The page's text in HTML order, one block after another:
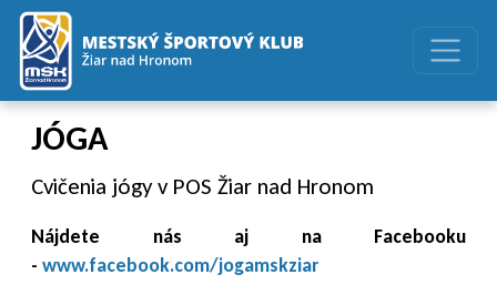
Preskočiť na obsah
Preskočiť na hlavné menu
JÓGA
Cvičenia jógy v POS Žiar nad Hronom
Nájdete nás aj na Facebooku
- www.facebook.com/jogamskziar